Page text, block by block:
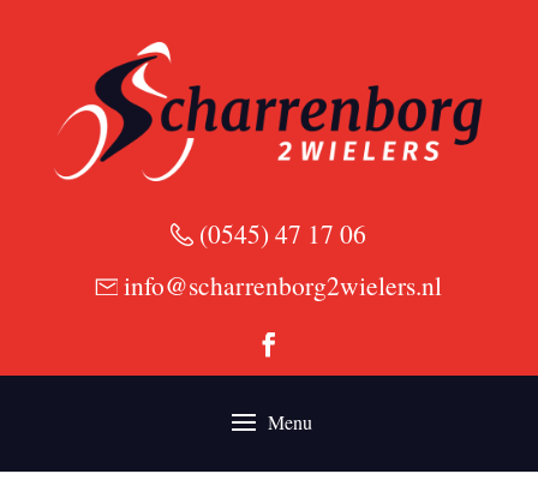
(0545) 47 17 06
info@scharrenborg2wielers.nl